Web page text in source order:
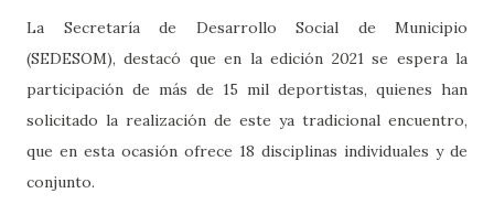
La Secretaría de Desarrollo Social de Municipio
(SEDESOM), destacó que en la edición 2021 se espera la
participación de más de 15 mil deportistas, quienes han
solicitado la realización de este ya tradicional encuentro,
que en esta ocasión ofrece 18 disciplinas individuales y de
conjunto.